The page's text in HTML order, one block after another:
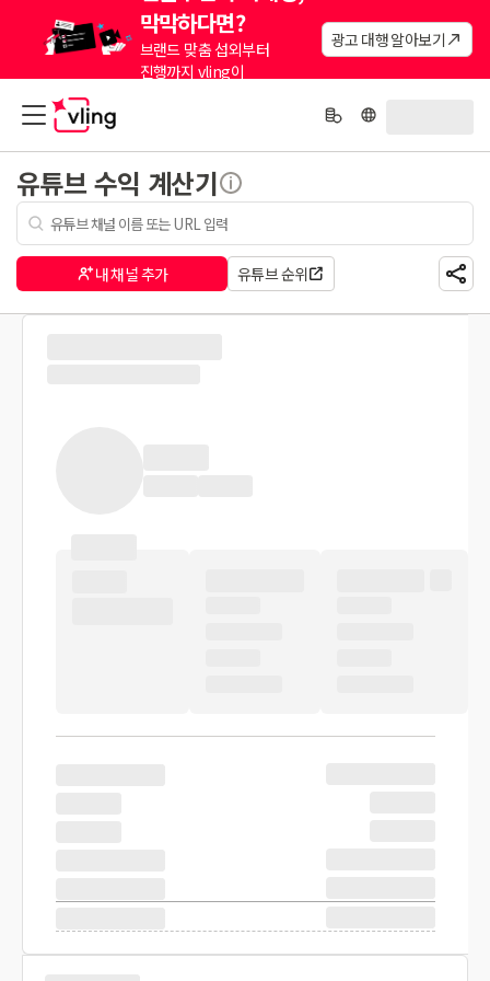
막막하다면?
브랜드 맞춤 섭외부터
진행까지 vling이
광고 대행 알아보기
유튜브 수익 계산기
내 채널 추가 유튜브 순위